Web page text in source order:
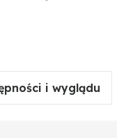
narzędzie w
i demontażu
Dzięki sile
z najbardziej
czy zębatymi.
i wyglądu